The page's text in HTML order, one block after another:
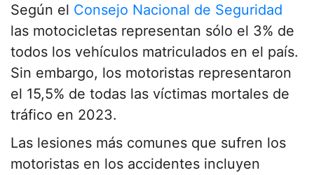
Según el Consejo Nacional de Seguridad
las motocicletas representan sólo el 3% de
todos los vehículos matriculados en el país.
Sin embargo, los motoristas representaron
el 15,5% de todas las víctimas mortales de
tráfico en 2023.
Las lesiones más comunes que sufren los
motoristas en los accidentes incluyen